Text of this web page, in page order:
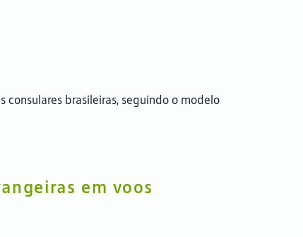
brasileiras, seguindo o modelo
em voos